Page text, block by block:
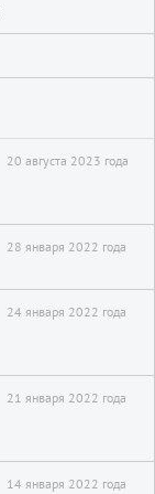
20 августа 2023 года
28 января 2022 года
24 января 2022 года
21 января 2022 года
14 января 2022 года